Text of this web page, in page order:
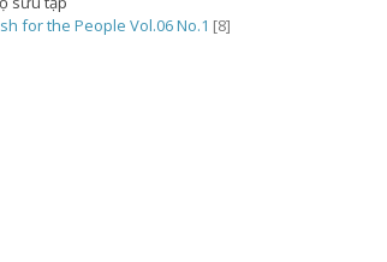
for the People Vol.06 No.1 [8]